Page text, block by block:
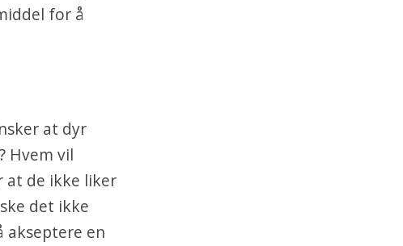
for å
at dyr
Hvem vil
at de ikke liker
det ikke
akseptere en